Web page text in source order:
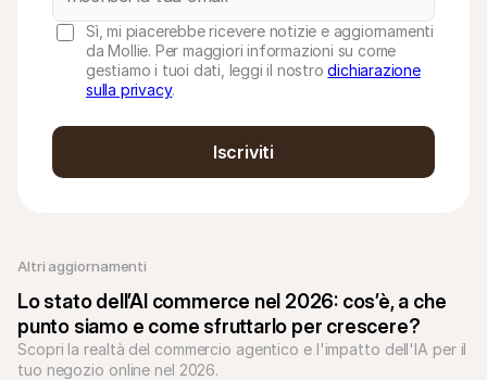
Altri aggiornamenti
Lo stato dell’AI commerce nel 2026: cos’è, a che
punto siamo e come sfruttarlo per crescere?
Scopri la realtà del commercio agentico e l'impatto dell'IA per il
tuo negozio online nel 2026.
Sì, mi piacerebbe ricevere notizie e aggiornamenti
da Mollie. Per maggiori informazioni su come
gestiamo i tuoi dati, leggi il nostrodichiarazione
sulla privacy.
Iscriviti